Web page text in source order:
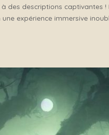
des descriptions captivantes !
expérience immersive